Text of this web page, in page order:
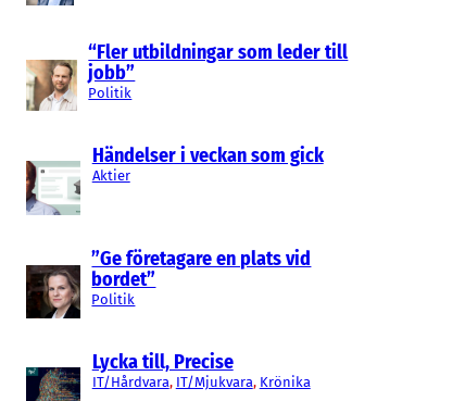
“Fler utbildningar som leder till
jobb”
Politik
Händelser i veckan som gick
Aktier
”Ge företagare en plats vid
bordet”
Politik
Lycka till, Precise
IT/Hårdvara, IT/Mjukvara, Krönika